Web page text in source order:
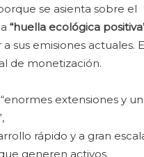
se asienta sobre el
“huella ecológica
sus emisiones actuales.
de monetización.
extensiones y un
rápido y a gran
generen activos